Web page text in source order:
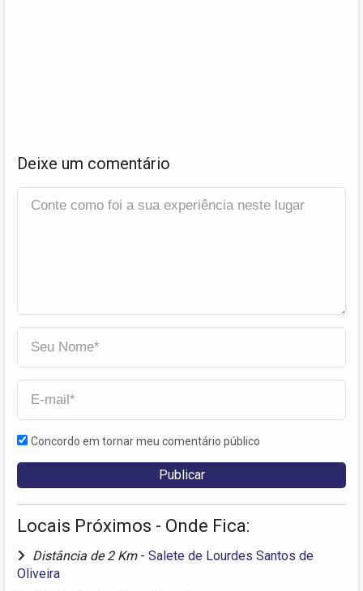
Deixe um comentário
Concordo em tornar meu comentário público
Locais Próximos - Onde Fica:
Distância de 2 Km - Salete de Lourdes Santos de
Oliveira